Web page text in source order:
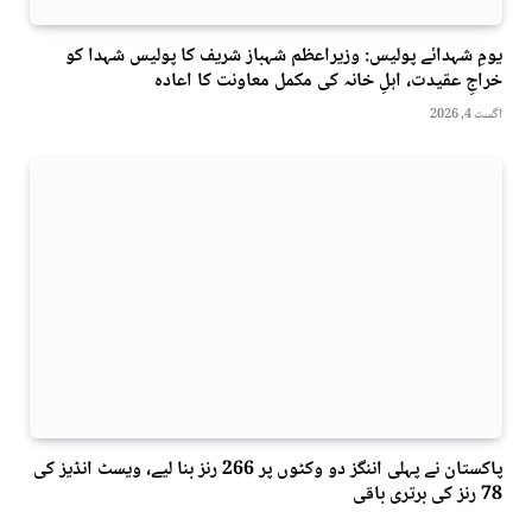
یومِ شہدائے پولیس: وزیراعظم شہباز شریف کا پولیس شہدا کو
خراجِ عقیدت، اہلِ خانہ کی مکمل معاونت کا اعادہ
اگست 4, 2026
پاکستان نے پہلی اننگز دو وکٹوں پر 266 رنز بنا لیے، ویسٹ انڈیز کی
78 رنز کی برتری باقی